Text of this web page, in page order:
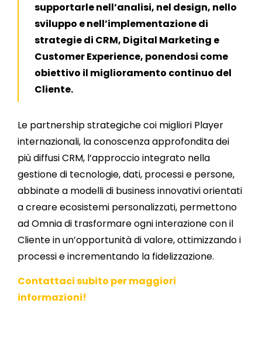
supportarle nell’analisi, nel design, nello
sviluppo e nell’implementazione di
strategie di CRM, Digital Marketing e
Customer Experience, ponendosi come
obiettivo il miglioramento continuo del
Cliente.
Le partnership strategiche coi migliori Player
internazionali, la conoscenza approfondita dei
più diffusi CRM, l’approccio integrato nella
gestione di tecnologie, dati, processi e persone,
abbinate a modelli di business innovativi orientati
a creare ecosistemi personalizzati, permettono
ad Omnia di trasformare ogni interazione con il
Cliente in un’opportunità di valore, ottimizzando i
processi e incrementando la fidelizzazione.
Contattaci subito per maggiori
informazioni!